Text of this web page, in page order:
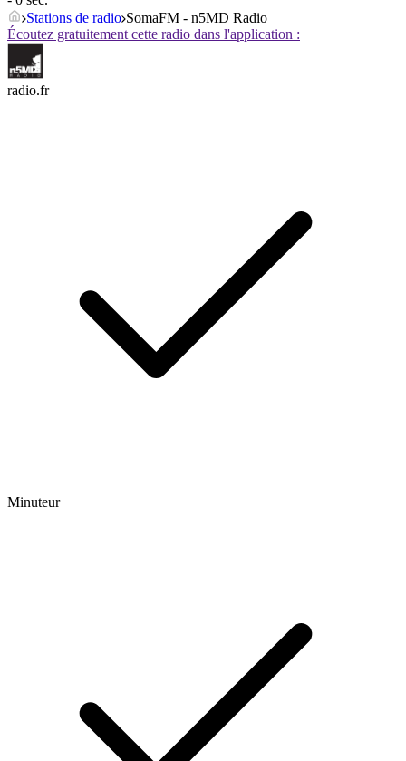
Stations de radio SomaFM - n5MD Radio
Écoutez gratuitement cette radio dans l'application :
radio.fr
Minuteur